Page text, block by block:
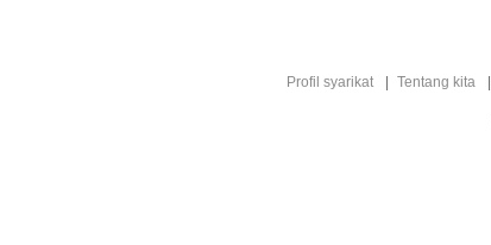
Profil syarikat Tentang kita